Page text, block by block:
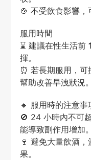
🍲 不受飲食影響，
服用時間
⌛ 建議在性生活前
揮。
⏰ 若長期服用，可
幫助改善早洩狀況。
🔹 服用時的注意事
🚫 24 小時內不可
能導致副作用增加。
🍷 避免大量飲酒
果。